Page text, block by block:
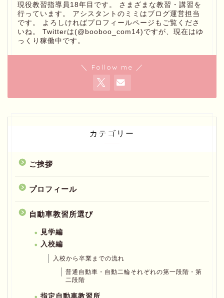
現役教習指導員18年目です。 さまざまな教習・講習を
行っています。 アシスタントのミミはブログ運営担当
です。 よろしければプロフィールページもご覧くださ
いね。 Twitterは(@booboo_com14)ですが、現在はゆ
っくり稼働中です。
＼ Follow me ／
カテゴリー
ご挨拶
プロフィール
自動車教習所選び
見学編
入校編
入校から卒業までの流れ
普通自動車・自動二輪それぞれの第一段階・第
二段階
指定自動車教習所